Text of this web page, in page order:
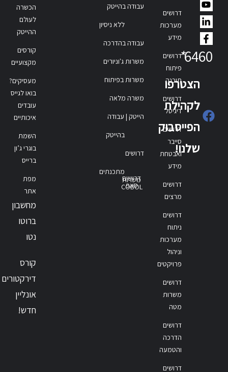
6460
*
הצטרפו
לקהילת
הפייסבוק
שלנו!
דרושים
מערכות
מידע
דרושים
פיתוח
תוכנה
דרושים
דיגיטל
דרושים
סייבר
ואבטחת
מידע
דרושים
מרצים
דרושים
ניתוח
מערכות
וניהול
פרויקטים
דרושים
משרות
מטה
דרושים
הדרכה
והטמעה
דרושים
עבודה בהייטק
ללא ניסיון
עבודה בהדרכה
משרות ג'וניורים
משרות בפיתוח
משרה מלאה
הייטק | עבודה
בהייטק
דרושים
מתכנתים
דרושים
סאפ
משרות
COBOL
הכשרה
לעולם
ההייטק
קורסים
מקצועיים
מעסיקים?
בואו לגייס
עובדים
איכותיים
השמת
בוגרי ג’ון
ברייס
מפת
אתר
מחשבון
ברוטו
נטו
קורס
דירקטורים
אונליין
חדש!